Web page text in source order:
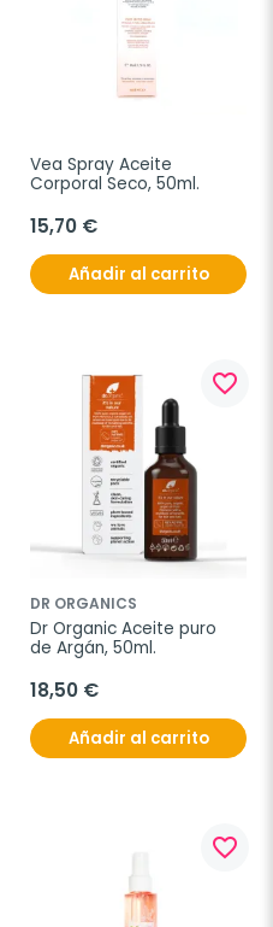
Vea Spray Aceite
Corporal Seco, 50ml.
15,70 €
Añadir al carrito
favorite_border
DR ORGANICS
Dr Organic Aceite puro
de Argán, 50ml.
18,50 €
Añadir al carrito
favorite_border